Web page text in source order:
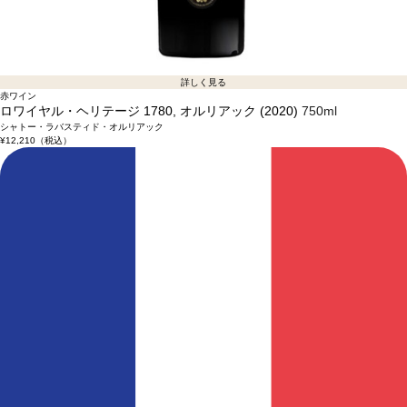
詳しく見る
赤ワイン
ロワイヤル・ヘリテージ 1780, オルリアック (2020) 750ml
シャトー・ラバスティド・オルリアック
¥12,210（税込）